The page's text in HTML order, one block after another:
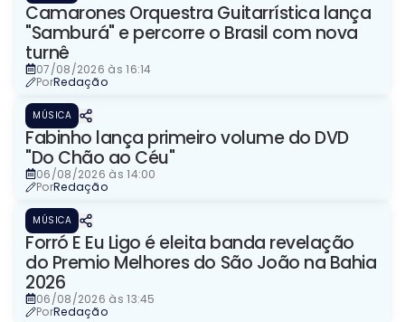
Camarones Orquestra Guitarrística lança
"Samburá" e percorre o Brasil com nova
turnê
07/08/2026 às 16:14
PorRedação
MÚSICA
Fabinho lança primeiro volume do DVD
"Do Chão ao Céu"
06/08/2026 às 14:00
PorRedação
MÚSICA
Forró E Eu Ligo é eleita banda revelação
do Premio Melhores do São João na Bahia
2026
06/08/2026 às 13:45
PorRedação